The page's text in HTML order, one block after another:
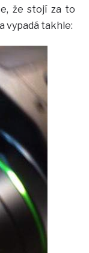
že stojí za to
vypadá takhle: